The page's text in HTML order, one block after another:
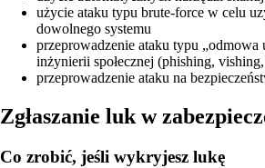
użycie ataku typu brute-force w celu
dowolnego systemu
przeprowadzenie ataku typu „odmowa
inżynierii społecznej (phishing,
przeprowadzenie ataku na
Zgłaszanie luk w
Co zrobić, jeśli wykryjesz lukę